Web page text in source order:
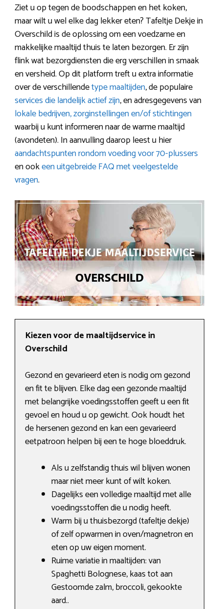
Ziet u op tegen de boodschappen en het koken,
maar wilt u wel elke dag lekker eten? Tafeltje Dekje in
Overschild is de oplossing om een voedzame en
makkelijke maaltijd thuis te laten bezorgen. Er zijn
flink wat bezorgdiensten die erg verschillen in smaak
en versheid. Op dit platform treft u extra informatie
over de verschillendetype maaltijden, de populaire
services die landelijk actief zijn, en adresgegevens van
lokale bedrijven, zorginstellingen en/of stichtingen
waarbij u kunt informeren naar de warme maaltijd
(avondeten). In aanvulling daarop leest u hier
aandachtspunten rondom voeding voor 70-plussers
en ookeen uitgebreide FAQ met veelgestelde
vragen.
Kiezen voor de maaltijdservice in
Overschild
Gezond en gevarieerd eten is nodig om gezond
en fit te blijven. Elke dag een gezonde maaltijd
met belangrijke voedingsstoffen geeft u een fit
gevoel en houd u op gewicht. Ook houdt het
de hersenen gezond en kan een gevarieerd
eetpatroon helpen bij een te hoge bloeddruk.
Als u zelfstandig thuis wil blijven wonen
maar niet meer kunt of wilt koken.
Dagelijks een volledige maaltijd met alle
voedingsstoffen die u nodig heeft.
Warm bij u thuisbezorgd (tafeltje dekje)
of zelf opwarmen in oven/magnetron en
eten op uw eigen moment.
Ruime variatie in maaltijden: van
Spaghetti Bolognese, kaas tot aan
Gestoomde zalm, broccoli, gekookte
aard..